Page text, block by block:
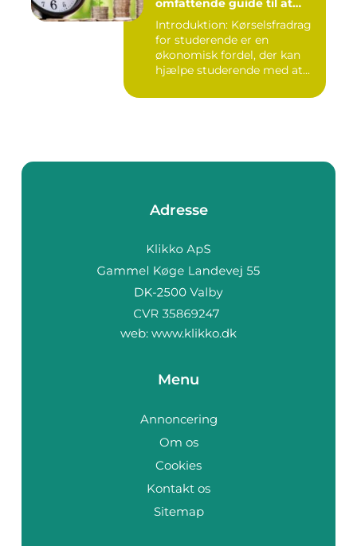
omfattende guide til at
Introduktion: Kørselsfradrag
for studerende er en
økonomisk fordel, der kan
hjælpe studerende med at...
Adresse
web: www.klikko.dk
Menu
Annoncering
Om os
Cookies
Kontakt os
Sitemap